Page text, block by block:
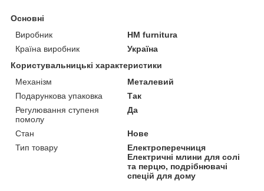
Основні
Виробник
HM furnitura
Країна виробник
Україна
Користувальницькі характеристики
Механізм
Металевий
Подарункова упаковка
Так
Регулювання ступеня
помолу
Да
Стан
Нове
Тип товару
Електроперечниця
Електричні млини для солі
та перцю, подрібнювачі
спецій для дому